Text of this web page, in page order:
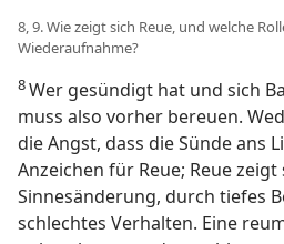
8, 9. Wie zeigt sich Reue, und welche
Wiederaufnahme?
8Wer gesündigt hat und sich
muss also vorher bereuen.
die Angst, dass die Sünde ans
Anzeichen für Reue; Reue
Sinnesänderung, durch tiefes
schlechtes Verhalten. Eine